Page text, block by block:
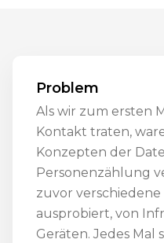
Problem
Als wir zum ersten
Kontakt traten,
Konzepten der
Personenzählung
zuvor
ausprobiert, von
Geräten. Jedes Mal